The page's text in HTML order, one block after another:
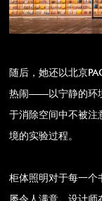
随后，她还以北京
热闹——以宁静的环
于消除空间中不被注
境的实验过程。
柜体照明对于每一个
屡令人满意。设计师